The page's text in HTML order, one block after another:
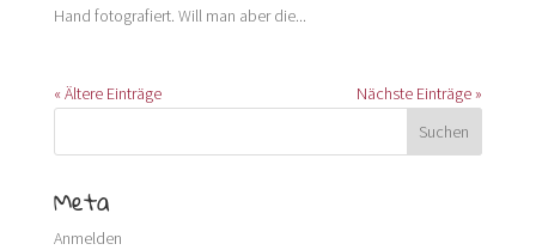
Hand fotografiert. Will man aber die...
« Ältere Einträge Nächste Einträge »
Meta
Anmelden